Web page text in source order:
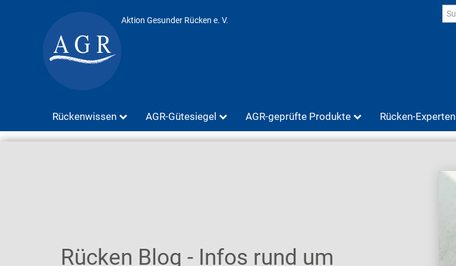
Aktion Gesunder Rücken e. V.
Rückenwissen AGR-Gütesiegel AGR-geprüfte Produkte Rücken-Experten
Rücken Blog - Infos rund um